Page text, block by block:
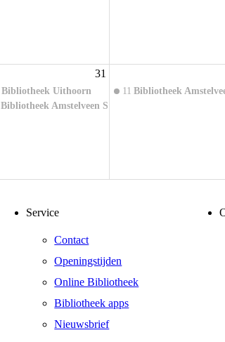
31
Bibliotheek Uithoorn
Bibliotheek Amstelveen Stadsplein
11 Bibliotheek
Service
Contact
Openingstijden
Online Bibliotheek
Bibliotheek apps
Nieuwsbrief